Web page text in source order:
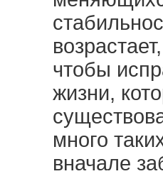
чтобы
жизни,
много
вначале